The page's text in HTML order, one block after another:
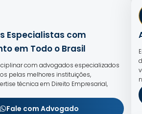
Especialistas com
em Todo o Brasil
com advogados especializados
pelas melhores instituições,
técnica em Direito Empresarial,
Fale com Advogado